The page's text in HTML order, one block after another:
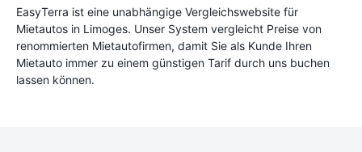
EasyTerra ist eine unabhängige Vergleichswebsite für
Mietautos in Limoges. Unser System vergleicht Preise von
renommierten Mietautofirmen, damit Sie als Kunde Ihren
Mietauto immer zu einem günstigen Tarif durch uns buchen
lassen können.